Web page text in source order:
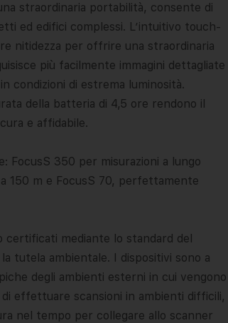
straordinaria portabilità, consente di
ed edifici complessi. L’intuitivo touch-
nitidezza per offrire una straordinaria
più facilmente immagini dettagliate
condizioni di estrema luminosità.
della batteria di 4,5 ore rendono il
e affidabile.
FocusS 350 per misurazioni a lungo
150 m e FocusS 70, perfettamente
certificati mediante lo standard del
tutela ambientale. I dispositivi sono a
degli ambienti esterni in cui vengono
effettuare scansioni in ambienti difficili,
nel tempo per collegare allo scanner